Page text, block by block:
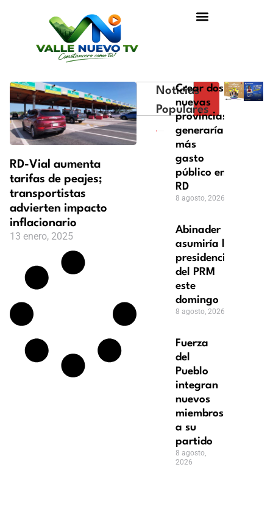
RD-Vial aumenta
tarifas de peajes;
transportistas
advierten impacto
inflacionario
13 enero, 2025
Noticias
Populares
Crear dos
nuevas
provincias
generaría
más
gasto
público en
RD
8 agosto, 2026
Abinader
asumiría la
presidencia
del PRM
este
domingo
8 agosto, 2026
Fuerza
del
Pueblo
integran
nuevos
miembros
a su
partido
8 agosto,
2026